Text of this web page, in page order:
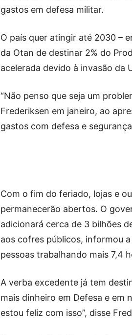
gastos em defesa militar.
O país quer atingir até 2030 –
da Otan de destinar 2% do
acelerada devido à invasão da
“Não penso que seja um
Frederiksen em janeiro, ao
gastos com defesa e
Com o fim do feriado, lojas e
permanecerão abertos. O
adicionará cerca de 3 bilhões
aos cofres públicos, informou
pessoas trabalhando mais 7,4
A verba excedente já tem
mais dinheiro em Defesa e em
estou feliz com isso”, disse